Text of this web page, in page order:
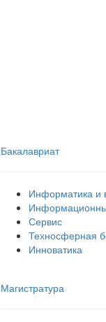
Бакалавриат
Информатика и
Сервис
Техносферная
Инноватика
Магистратура